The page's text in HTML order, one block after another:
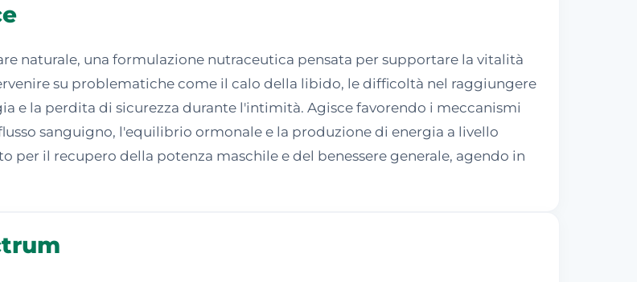
naturale, una formulazione nutraceutica pensata per supportare la vitalità
su problematiche come il calo della libido, le difficoltà nel raggiungere
e la perdita di sicurezza durante l'intimità. Agisce favorendo i meccanismi
sanguigno, l'equilibrio ormonale e la produzione di energia a livello
il recupero della potenza maschile e del benessere generale, agendo in